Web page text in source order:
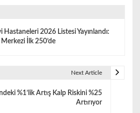
Hastaneleri 2026 Listesi Yayınlandı:
İlk 250’de
Next Article
%1’lik Artış Kalp Riskini %25
Artırıyor